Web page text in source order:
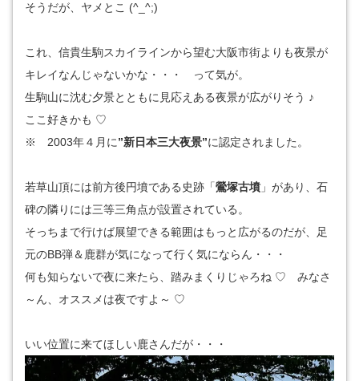
そうだが、ヤメとこ (^_^;)
これ、信貴生駒スカイラインから望む大阪市街よりも夜景が
キレイなんじゃないかな・・・ って気が。
生駒山に沈む夕景とともに見応えある夜景が広がりそう ♪
ここ好きかも ♡
※ 2003年４月に”新日本三大夜景”に認定されました。
若草山頂には前方後円墳である史跡「鶯塚古墳 」があり、石
碑の隣りには三等三角点が設置されている。
そっちまで行けば展望できる範囲はもっと広がるのだが、足
元のBB弾＆鹿群が気になって行く気にならん・・・
何も知らないで夜に来たら、踏みまくりじゃろね ♡ みなさ
～ん、オススメは夜ですよ～ ♡
いい位置に来てほしい鹿さんだが・・・